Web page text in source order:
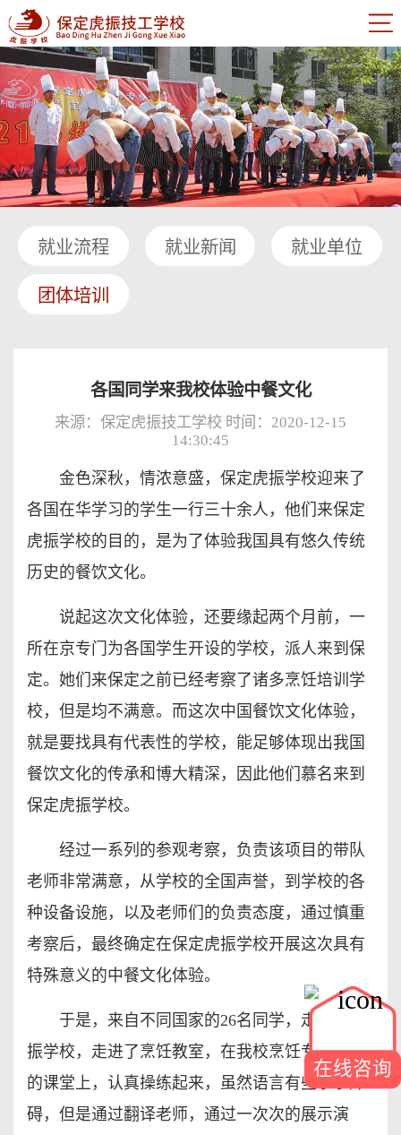
就业流程 就业新闻 就业单位
团体培训
各国同学来我校体验中餐文化
来源：保定虎振技工学校 时间：2020-12-15
14:30:45
金色深秋，情浓意盛，保定虎振学校迎来了
各国在华学习的学生一行三十余人，他们来保定
虎振学校的目的，是为了体验我国具有悠久传统
历史的餐饮文化。
说起这次文化体验，还要缘起两个月前，一
所在京专门为各国学生开设的学校，派人来到保
定。她们来保定之前已经考察了诸多烹饪培训学
校，但是均不满意。而这次中国餐饮文化体验，
就是要找具有代表性的学校，能足够体现出我国
餐饮文化的传承和博大精深，因此他们慕名来到
保定虎振学校。
经过一系列的参观考察，负责该项目的带队
老师非常满意，从学校的全国声誉，到学校的各
种设备设施，以及老师们的负责态度，通过慎重
考察后，最终确定在保定虎振学校开展这次具有
特殊意义的中餐文化体验。
于是，来自不同国家的26名同学，走进了虎
振学校，走进了烹饪教室，在我校烹饪专业老师
的课堂上，认真操练起来，虽然语言有些小小障
碍，但是通过翻译老师，通过一次次的展示演
在线咨询